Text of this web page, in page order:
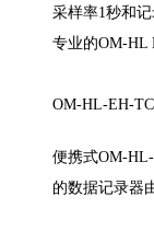
采样率1秒和
专业的OM-HL
OM-HL-EH-
便携式OM-
的数据记录器